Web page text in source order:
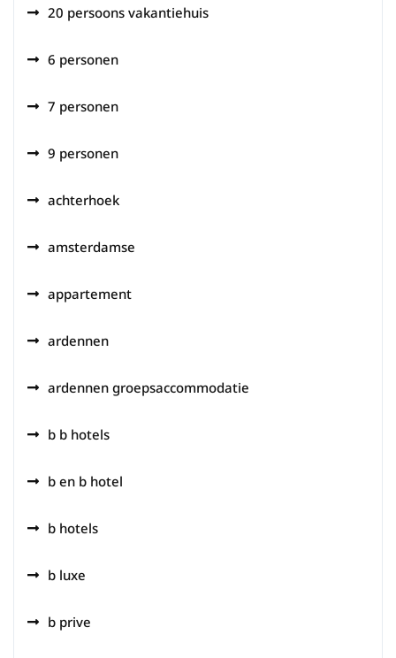
20 persoons vakantiehuis
6 personen
7 personen
9 personen
achterhoek
amsterdamse
appartement
ardennen
ardennen groepsaccommodatie
b b hotels
b en b hotel
b hotels
b luxe
b prive